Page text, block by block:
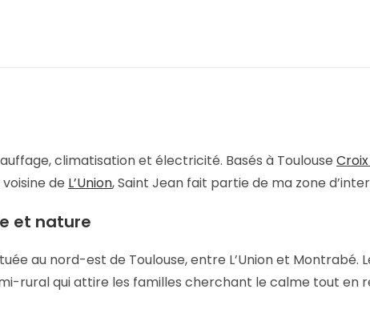
climatisation et électricité. Basés à Toulouse
de L’Union, Saint Jean fait partie de ma zone
et nature
au nord-est de Toulouse, entre L’Union et Montrabé.
rural qui attire les familles cherchant le calme tout en